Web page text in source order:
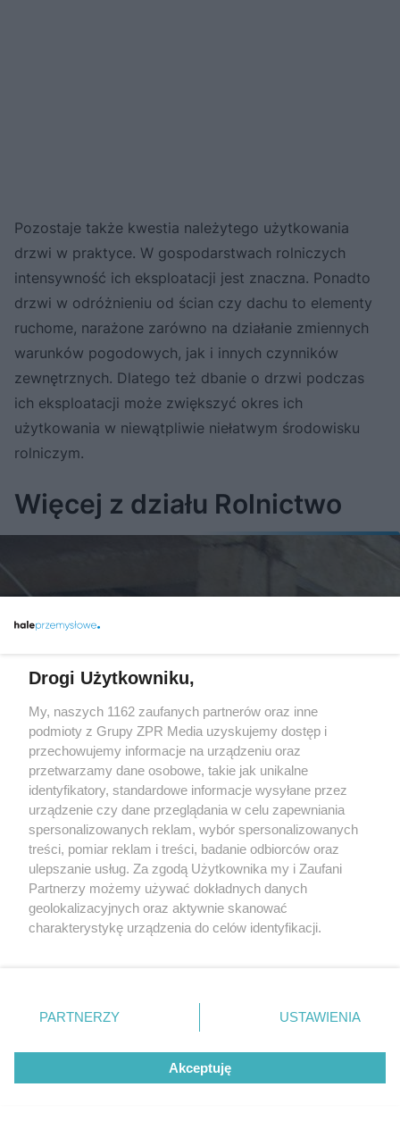
Pozostaje także kwestia należytego użytkowania
drzwi w praktyce. W gospodarstwach rolniczych
intensywność ich eksploatacji jest znaczna. Ponadto
drzwi w odróżnieniu od ścian czy dachu to elementy
ruchome, narażone zarówno na działanie zmiennych
warunków pogodowych, jak i innych czynników
zewnętrznych. Dlatego też dbanie o drzwi podczas
ich eksploatacji może zwiększyć okres ich
użytkowania w niewątpliwie niełatwym środowisku
rolniczym.
Więcej z działu Rolnictwo
Elementy żelbetowe w budynkach
rolniczych. Przyczyny uszkodzeń i
metody naprawy
Drogi Użytkowniku,
My, naszych 1162 zaufanych partnerów oraz inne
podmioty z Grupy ZPR Media uzyskujemy dostęp i
przechowujemy informacje na urządzeniu oraz
przetwarzamy dane osobowe, takie jak unikalne
identyfikatory, standardowe informacje wysyłane przez
urządzenie czy dane przeglądania w celu zapewniania
spersonalizowanych reklam, wybór spersonalizowanych
treści, pomiar reklam i treści, badanie odbiorców oraz
ulepszanie usług. Za zgodą Użytkownika my i Zaufani
Partnerzy możemy używać dokładnych danych
geolokalizacyjnych oraz aktywnie skanować
charakterystykę urządzenia do celów identyfikacji.
zmienić/wycofać klikając przycisk ustawień prywatności
znajdujący się w lewym dolnym rogu strony
rodzaje przetwarzania danych nie wymagają zgody
użytkownika, ale masz prawo sprzeciwić się takiemu
przetwarzaniu. Preferencje będą miały zastosowanie tylko
PARTNERZY USTAWIENIA
Akceptuję